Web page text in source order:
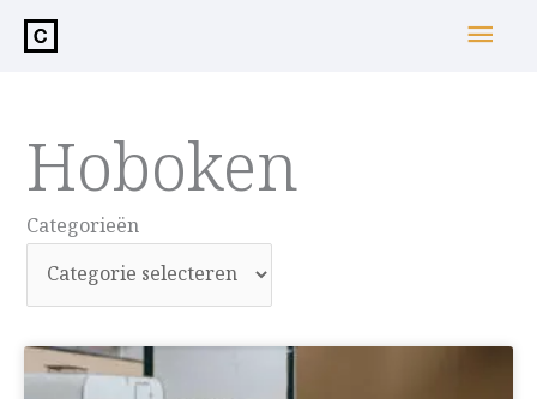
inhoud
Hoboken
Categorieën
Categorieën